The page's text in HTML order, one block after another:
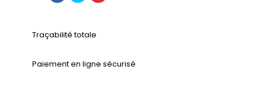
Traçabilité totale
Paiement en ligne sécurisé